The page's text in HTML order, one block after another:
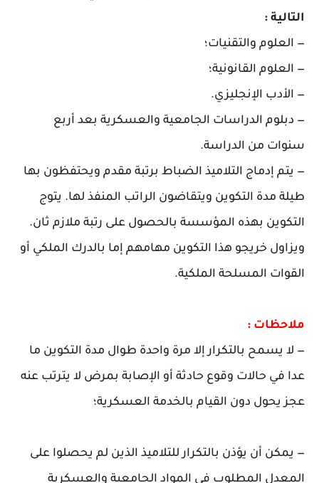
التالية :
— العلوم والتقنيات؛
— العلوم القانونية؛
— الأدب الإنجليزي.
— دبلوم الدراسات الجامعية والعسكرية بعد أربع
سنوات من الدراسة.
— يتم إدماج التلاميذ الضباط برتبة مقدم ويحتفظون بها
طيلة مدة التكوين ويتقاضون الراتب المنفذ لها. يتوج
التكوين بهذه المؤسسة بالحصول على رتبة ملازم ثان.
ويزاول خريجو هذا التكوين مهامهم إما بالدرك الملكي أو
القوات المسلحة الملكية.
ملاحظات :
— لا يسمح بالتكرار إلا مرة واحدة طوال مدة التكوين ما
عدا في حالات وقوع حادثة أو الإصابة بمرض لا يترتب عنه
عجز يحول دون القيام بالخدمة العسكرية؛
— يمكن أن يؤذن بالتكرار للتلاميذ الذين لم يحصلوا على
المعدل المطلوب في المواد الجامعية والعسكرية